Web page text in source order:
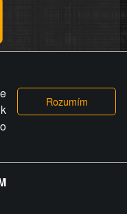
opatření provozovatele
fotografii nebo video na
fotografie, videa nebo
uplatnit vůči
náhradu škody nebo
To jen